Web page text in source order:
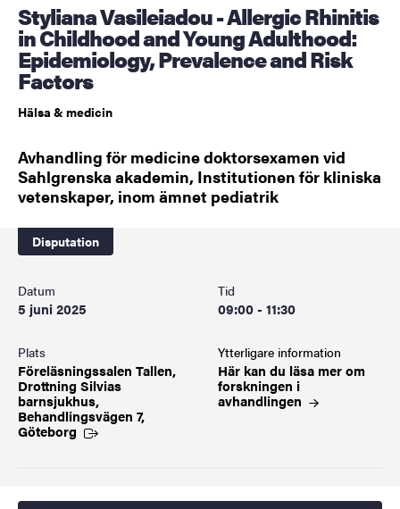
Styliana Vasileiadou - Allergic Rhinitis
in Childhood and Young Adulthood:
Epidemiology, Prevalence and Risk
Factors
Hälsa & medicin
Avhandling för medicine doktorsexamen vid
Sahlgrenska akademin, Institutionen för kliniska
vetenskaper, inom ämnet pediatrik
Disputation
Datum
5 juni 2025
Tid
09:00 - 11:30
Plats
Föreläsningssalen Tallen,
Drottning Silvias
barnsjukhus,
Behandlingsvägen 7,
Göteborg
Ytterligare information
Här kan du läsa mer om
forskningen i
avhandlingen